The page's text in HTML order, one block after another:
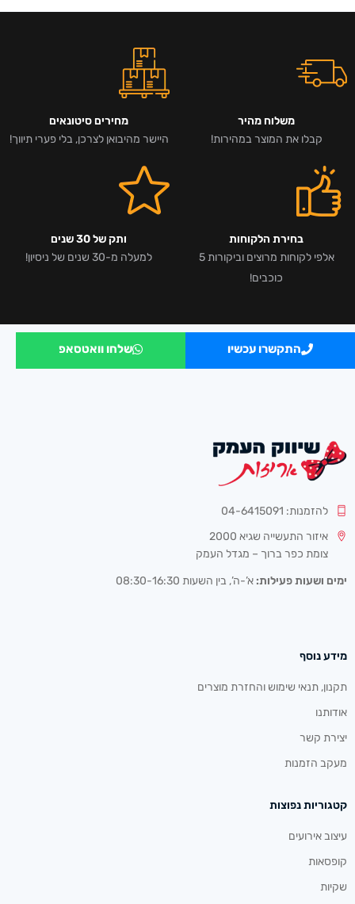
משלוח מהיר
קבלו את המוצר במהירות!
מחירים סיטונאים
היישר מהיבואן לצרכן, בלי פערי תיווך!
בחירת הלקוחות
אלפי לקוחות מרוצים וביקורות 5
כוכבים!
ותק של 30 שנים
למעלה מ-30 שנים של ניסיון!
התקשרו עכשיו שלחו וואטסאפ
להזמנות: 04-6415091
איזור התעשייה שגיא 2000
צומת כפר ברוך – מגדל העמק
ימים ושעות פעילות: א’-ה’, בין השעות 08:30-16:30
מידע נוסף
תקנון, תנאי שימוש והחזרת מוצרים
אודותנו
יצירת קשר
מעקב הזמנות
קטגוריות נפוצות
עיצוב אירועים
קופסאות
שקיות